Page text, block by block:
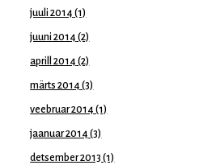
juuli 2014 (1)
juuni 2014 (2)
aprill 2014 (2)
märts 2014 (3)
veebruar 2014 (1)
jaanuar 2014 (3)
detsember 2013 (1)